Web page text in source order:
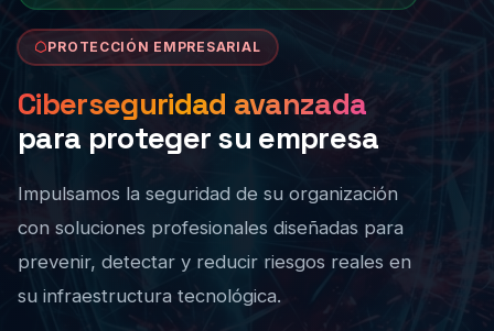
PROTECCIÓN EMPRESARIAL
Ciberseguridad avanzada
para proteger su empresa
Impulsamos la seguridad de su organización
con soluciones profesionales diseñadas para
prevenir, detectar y reducir riesgos reales en
su infraestructura tecnológica.